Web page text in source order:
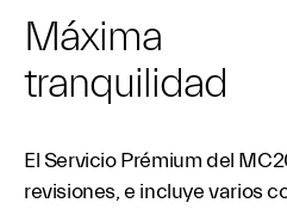
Máxima
tranquilidad
El Servicio Prémium del
revisiones, e incluye varios